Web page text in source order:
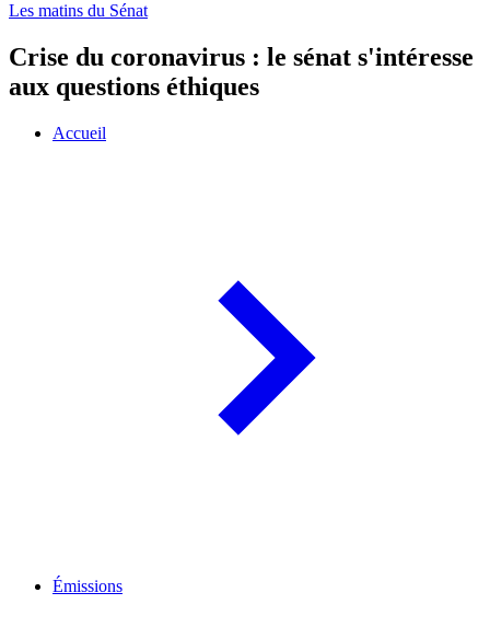
Les matins du Sénat
Crise du coronavirus : le sénat s'intéresse
aux questions éthiques
Accueil
Émissions